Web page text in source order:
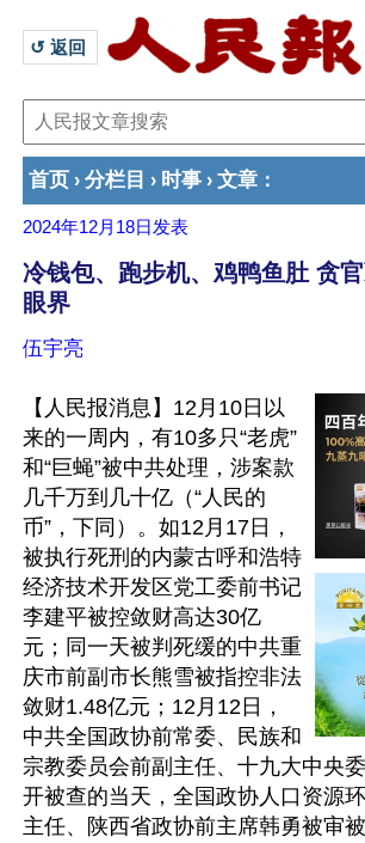
↺ 返回
首页 › 分栏目 › 时事 › 文章 ：
2024年12月18日 发表
冷钱包、跑步机、鸡鸭鱼肚 贪
眼界
伍宇亮
【人民报消息】12月10日以
来的一周内，有10多只“老虎”
和“巨蝇”被中共处理，涉案款
几千万到几十亿（“人民的
币”，下同）。如12月17日，
被执行死刑的内蒙古呼和浩特
经济技术开发区党工委前书记
李建平被控敛财高达30亿
元；同一天被判死缓的中共重
庆市前副市长熊雪被指控非法
敛财1.48亿元；12月12日，
中共全国政协前常委、民族和
宗教委员会前副主任、十九大中央
开被查的当天，全国政协人口资源
主任、陕西省政协前主席韩勇被审